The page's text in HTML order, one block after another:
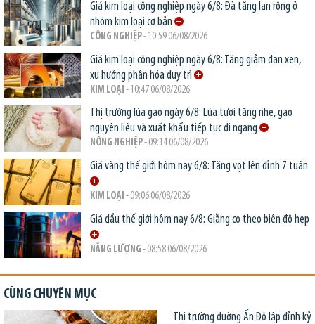
Giá kim loại công nghiệp ngày 6/8: Đà tăng lan rộng ở
nhóm kim loại cơ bản
CÔNG NGHIỆP- 10:59 06/08/2026
Giá kim loại công nghiệp ngày 6/8: Tăng giảm đan xen,
xu hướng phân hóa duy trì
KIM LOẠI - 10:47 06/08/2026
Thị trường lúa gạo ngày 6/8: Lúa tươi tăng nhẹ, gạo
nguyên liệu và xuất khẩu tiếp tục đi ngang
NÔNG NGHIỆP- 09:14 06/08/2026
Giá vàng thế giới hôm nay 6/8: Tăng vọt lên đỉnh 7 tuần
KIM LOẠI - 09:06 06/08/2026
Giá dầu thế giới hôm nay 6/8: Giằng co theo biên độ hẹp
NĂNG LƯỢNG - 08:58 06/08/2026
CÙNG CHUYÊN MỤC
Thị trường đường Ấn Độ lập đỉnh kỷ